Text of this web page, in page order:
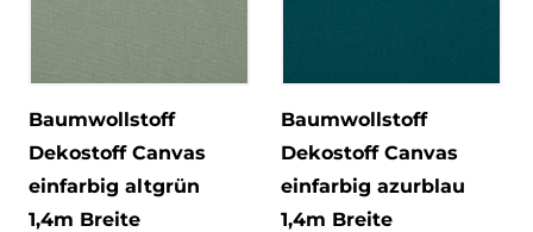
Baumwollstoff
Dekostoff Canvas
einfarbig altgrün
1,4m Breite
Baumwollstoff
Dekostoff Canvas
einfarbig azurblau
1,4m Breite